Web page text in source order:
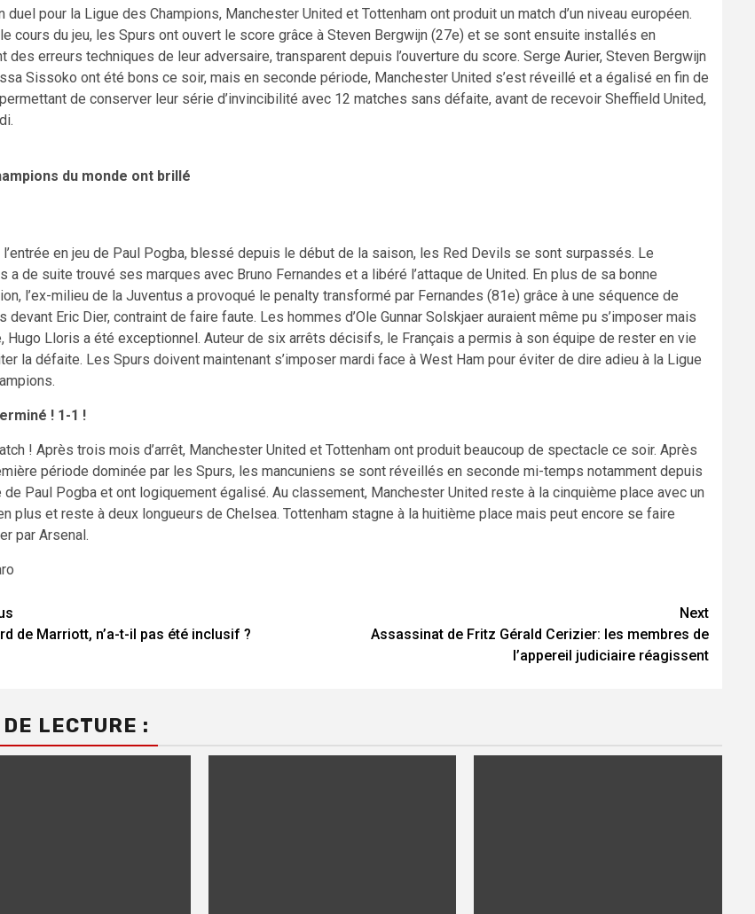
duel pour la Ligue des Champions, Manchester United et Tottenham ont produit un match d’un niveau européen.
cours du jeu, les Spurs ont ouvert le score grâce à Steven Bergwijn (27e) et se sont ensuite installés en
des erreurs techniques de leur adversaire, transparent depuis l’ouverture du score. Serge Aurier, Steven Bergwijn
Sissoko ont été bons ce soir, mais en seconde période, Manchester United s’est réveillé et a égalisé en fin de
de conserver leur série d’invincibilité avec 12 matches sans défaite, avant de recevoir Sheffield United,
du monde ont brillé
l’entrée en jeu de Paul Pogba, blessé depuis le début de la saison, les Red Devils se sont surpassés. Le
a de suite trouvé ses marques avec Bruno Fernandes et a libéré l’attaque de United. En plus de sa bonne
l’ex-milieu de la Juventus a provoqué le penalty transformé par Fernandes (81e) grâce à une séquence de
devant Eric Dier, contraint de faire faute. Les hommes d’Ole Gunnar Solskjaer auraient même pu s’imposer mais
Hugo Lloris a été exceptionnel. Auteur de six arrêts décisifs, le Français a permis à son équipe de rester en vie
la défaite. Les Spurs doivent maintenant s’imposer mardi face à West Ham pour éviter de dire adieu à la Ligue
! 1-1 !
! Après trois mois d’arrêt, Manchester United et Tottenham ont produit beaucoup de spectacle ce soir. Après
période dominée par les Spurs, les mancuniens se sont réveillés en seconde mi-temps notamment depuis
de Paul Pogba et ont logiquement égalisé. Au classement, Manchester United reste à la cinquième place avec un
plus et reste à deux longueurs de Chelsea. Tottenham stagne à la huitième place mais peut encore se faire
par Arsenal.
de Marriott, n’a-t-il pas été inclusif ?
Next
Assassinat de Fritz Gérald Cerizier: les membres de
l’appereil judiciaire réagissent
LECTURE :